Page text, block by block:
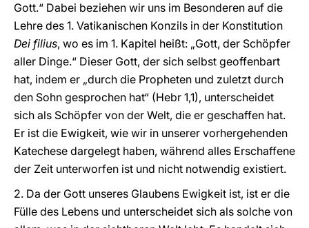
Gott.“ Dabei beziehen wir uns im Besonderen auf die
Lehre des 1. Vatikanischen Konzils in der Konstitution
Dei filius, wo es im 1. Kapitel heißt: „Gott, der Schöpfer
aller Dinge.“ Dieser Gott, der sich selbst geoffenbart
hat, indem er „durch die Propheten und zuletzt durch
den Sohn gesprochen hat“ (Hebr 1,1), unterscheidet
sich als Schöpfer von der Welt, die er geschaffen hat.
Er ist die Ewigkeit, wie wir in unserer vorhergehenden
Katechese dargelegt haben, während alles Erschaffene
der Zeit unterworfen ist und nicht notwendig existiert.
2. Da der Gott unseres Glaubens Ewigkeit ist, ist er die
Fülle des Lebens und unterscheidet sich als solche von